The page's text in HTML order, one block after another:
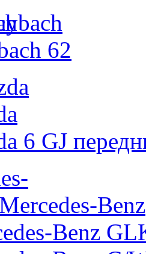
62
6 GJ
Mercedes-Benz
Benz